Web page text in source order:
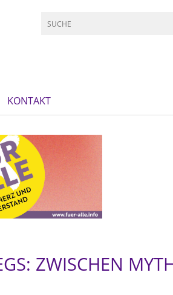
KONTAKT
ZWISCHEN